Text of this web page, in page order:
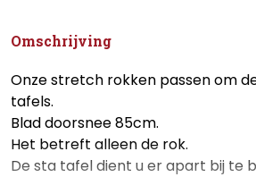
Omschrijving
Onze stretch rokken passen om
tafels.
Blad doorsnee 85cm.
Het betreft alleen de rok.
De sta tafel dient u er apart bij te